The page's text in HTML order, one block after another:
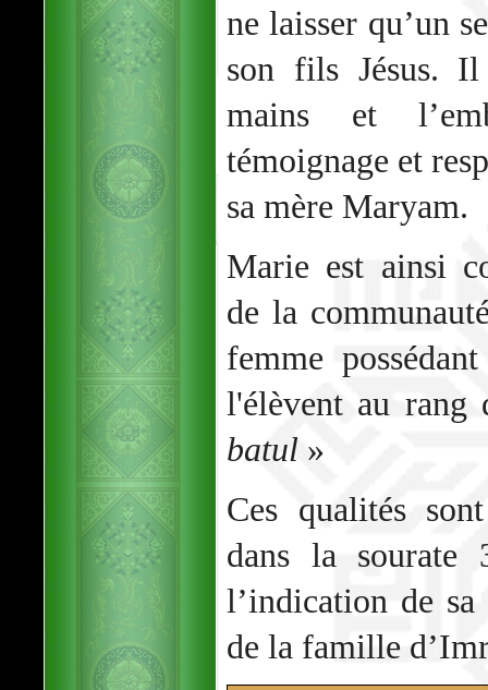
ne laisser qu’un
son fils Jésus.
mains et
témoignage et
sa mère Maryam.
Marie est ainsi
de la
femme
l'élèvent au
batul »
Ces qualités
dans la sourate
l’indication de sa
de la famille